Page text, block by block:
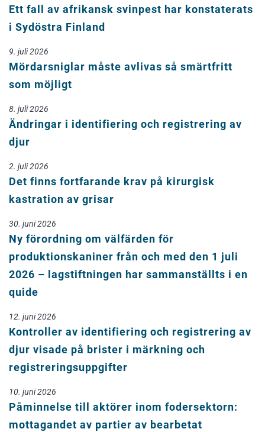
Ett fall av afrikansk svinpest har konstaterats
i Sydöstra Finland
9. juli 2026
Mördarsniglar måste avlivas så smärtfritt
som möjligt
8. juli 2026
Ändringar i identifiering och registrering av
djur
2. juli 2026
Det finns fortfarande krav på kirurgisk
kastration av grisar
30. juni 2026
Ny förordning om välfärden för
produktionskaniner från och med den 1 juli
2026 – lagstiftningen har sammanställts i en
quide
12. juni 2026
Kontroller av identifiering och registrering av
djur visade på brister i märkning och
registreringsuppgifter
10. juni 2026
Påminnelse till aktörer inom fodersektorn:
mottagandet av partier av bearbetat